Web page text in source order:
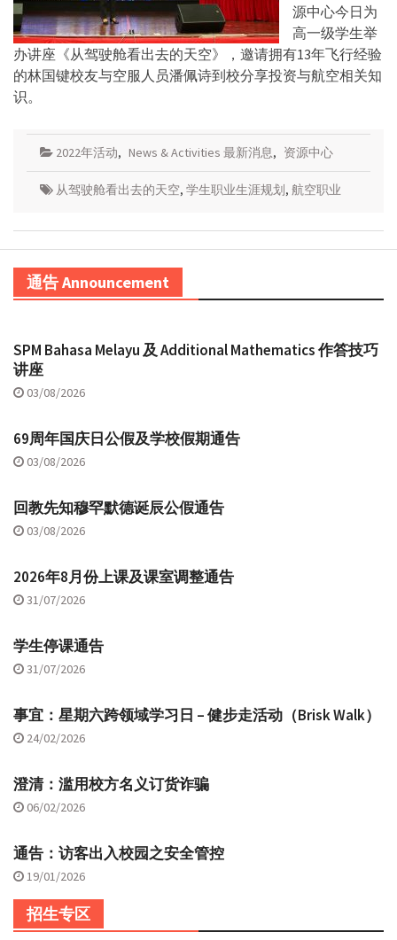
源中心今日为
高一级学生举
办讲座《从驾驶舱看出去的天空》，邀请拥有13年飞行经验
的林国键校友与空服人员潘佩诗到校分享投资与航空相关知
识。
2022年活动, News & Activities 最新消息, 资源中心
从驾驶舱看出去的天空, 学生职业生涯规划, 航空职业
通告 Announcement
SPM Bahasa Melayu 及 Additional Mathematics 作答技巧
讲座
03/08/2026
69周年国庆日公假及学校假期通告
03/08/2026
回教先知穆罕默德诞辰公假通告
03/08/2026
2026年8月份上课及课室调整通告
31/07/2026
学生停课通告
31/07/2026
事宜：星期六跨领域学习日 – 健步走活动（Brisk Walk）
24/02/2026
澄清：滥用校方名义订货诈骗
06/02/2026
通告：访客出入校园之安全管控
19/01/2026
招生专区